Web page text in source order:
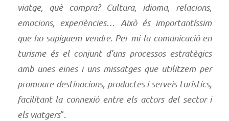
viatge, què compra? Cultura, idioma, relacions,
emocions, experiències… Això és importantíssim
que ho sapiguem vendre. Per mi la comunicació en
turisme és el conjunt d’uns processos estratègics
amb unes eines i uns missatges que utilitzem per
promoure destinacions, productes i serveis turístics,
facilitant la connexió entre els actors del sector i
els viatgers”.